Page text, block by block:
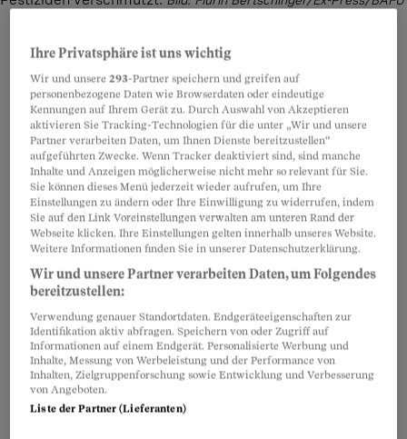
Teilen Anhören Merken Kommentare
Artikel teilen
Insgesamt 200 Millionen Franken hat der Bund
bereits an die Bäuerinnen und Bauern
ausgezahlt. Um Ertragsausfälle zu
kompensieren, die sie wegen der neuen
Gewässerschutzvorschriften erleiden. Diese
Vorschriften sind zwar seit zehn Jahren in Kraft,
aber kaum einer hatte deswegen Nachteile. Denn
jetzt zeigt sich: Die Kantone haben die neuen
Regeln kaum umgesetzt.
Was mit dem ganzen Geld genau passiert ist,
Ihre Privatsphäre ist uns wichtig
Wir und unsere293-Partner speichern und greifen auf
personenbezogene Daten wie Browserdaten oder eindeutige
Kennungen auf Ihrem Gerät zu. Durch Auswahl von Akzeptieren
aktivieren Sie Tracking-Technologien für die unter „Wir und unsere
Partner verarbeiten Daten, um Ihnen Dienste bereitzustellen“
aufgeführten Zwecke. Wenn Tracker deaktiviert sind, sind manche
Inhalte und Anzeigen möglicherweise nicht mehr so relevant für Sie.
Sie können dieses Menü jederzeit wieder aufrufen, um Ihre
Einstellungen zu ändern oder Ihre Einwilligung zu widerrufen, indem
Sie auf den Link Voreinstellungen verwalten am unteren Rand der
Webseite klicken. Ihre Einstellungen gelten innerhalb unseres Website.
Weitere Informationen finden Sie in unserer Datenschutzerklärung.
Wir und unsere Partner verarbeiten Daten, um Folgendes
bereitzustellen:
Verwendung genauer Standortdaten. Endgeräteeigenschaften zur
Identifikation aktiv abfragen. Speichern von oder Zugriff auf
Informationen auf einem Endgerät. Personalisierte Werbung und
Inhalte, Messung von Werbeleistung und der Performance von
Inhalten, Zielgruppenforschung sowie Entwicklung und Verbesserung
von Angeboten.
Liste der Partner (Lieferanten)